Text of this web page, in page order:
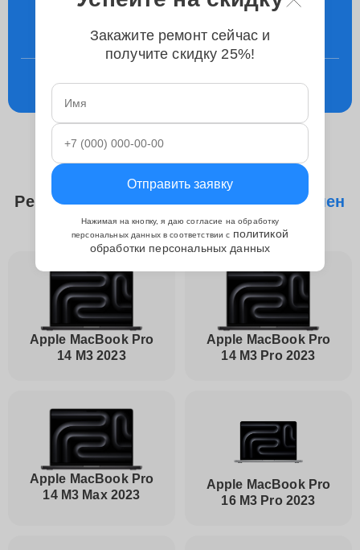
+7 (495) 023-83-23
Уточните у менеджера по телефону
Ремонтируем следующие моделиЗамен
шлейфа матрицы Apple
Apple MacBook Pro
14 M3 2023
Apple MacBook Pro
14 M3 Pro 2023
Apple MacBook Pro
14 M3 Max 2023
Apple MacBook Pro
16 M3 Pro 2023
Закажите ремонт сейчас и
получите скидку 25%!
Отправить заявку
Нажимая на кнопку, я даю согласие на обработку
персональных данных в соответствии с политикой
обработки персональных данных